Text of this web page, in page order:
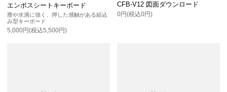
エンボスシートキーボード
塵や水滴に強く、押した感触がある組込
み型キーボード
5,000円(税込5,500円)
CFB-V12 図面ダウンロード
0円(税込0円)